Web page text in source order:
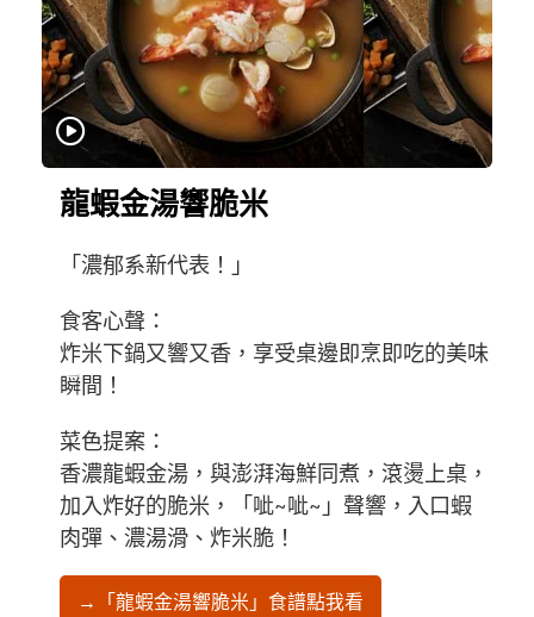
龍蝦金湯響脆米
「濃郁系新代表！」
食客心聲：
炸米下鍋又響又香，享受桌邊即烹即吃的美味
瞬間！
菜色提案：
香濃龍蝦金湯，與澎湃海鮮同煮，滾燙上桌，
加入炸好的脆米，「呲~呲~」聲響，入口蝦
肉彈、濃湯滑、炸米脆！
→「龍蝦金湯響脆米」食譜點我看